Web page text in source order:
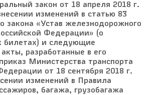
закон от 18 апреля 2018 г.
изменений в статью 83
закона «Устав железнодорожного
Федерации» (о
билетах) и следующие
разработанные в его
Министерства транспорта
от 18 сентября 2018 г.
изменений в Правила
багажа, грузобагажа